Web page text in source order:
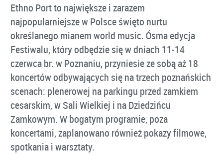
Ethno Port to największe i zarazem
najpopularniejsze w Polsce święto nurtu
określanego mianem world music. Ósma edycja
Festiwalu, który odbędzie się w dniach 11-14
czerwca br. w Poznaniu, przyniesie ze sobą aż 18
koncertów odbywających się na trzech poznańskich
scenach: plenerowej na parkingu przed zamkiem
cesarskim, w Sali Wielkiej i na Dziedzińcu
Zamkowym. W bogatym programie, poza
koncertami, zaplanowano również pokazy filmowe,
spotkania i warsztaty.